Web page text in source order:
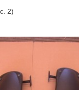
2)